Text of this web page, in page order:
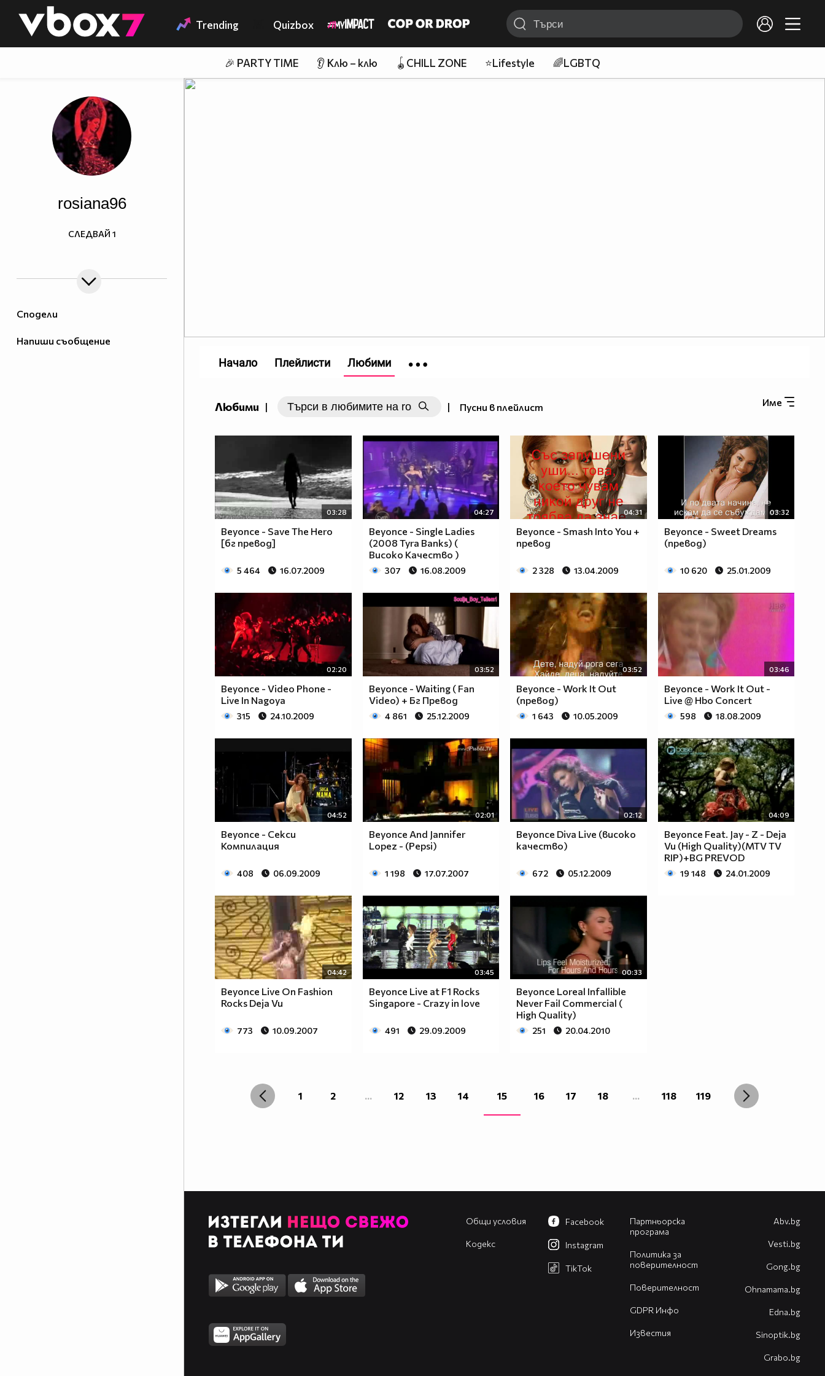
👾 Trending Quizbox
🎉 PARTY TIME 👂 Клю – клю 🪀CHILL ZONE ⭐Lifestyle 🌈LGBTQ
Сподели
Напиши съобщение
rosiana96
СЛЕДВАЙ 1
Любими | | Пусни в плейлист Име
03:28
Beyonce - Save The Hero
[бг превод]
5 464 16.07.2009
04:27
Beyonce - Single Ladies
(2008 Tyra Banks) (
Високо Качество )
307 16.08.2009
04:31
Beyonce - Smash Into You +
превод
2 328 13.04.2009
03:32
Beyonce - Sweet Dreams
(превод)
10 620 25.01.2009
02:20
Beyonce - Video Phone -
Live In Nagoya
315 24.10.2009
03:52
Beyonce - Waiting ( Fan
Video) + Бг Превод
4 861 25.12.2009
03:52
Beyonce - Work It Out
(превод)
1 643 10.05.2009
03:46
Beyonce - Work It Out -
Live @ Hbo Concert
598 18.08.2009
04:52
Beyonce - Секси
Компилация
408 06.09.2009
02:01
Beyonce And Jannifer
Lopez - (Pepsi)
1 198 17.07.2007
02:12
Beyonce Diva Live (високо
качество)
672 05.12.2009
04:09
Beyonce Feat. Jay - Z - Deja
Vu (High Quality)(MTV TV
RIP)+BG PREVOD
19 148 24.01.2009
04:42
Beyonce Live On Fashion
Rocks Deja Vu
773 10.09.2007
03:45
Beyonce Live at F1 Rocks
Singapore - Crazy in love
491 29.09.2009
00:33
Beyonce Loreal Infallible
Never Fail Commercial (
High Quality)
251 20.04.2010
1 2 ... 12 13 14 15 16 17 18 ... 118 119
Начало Плейлисти Любими
Общи условия
Кодекс
Партньорска
програма
Политика за
поверителност
Поверителност
GDPR Инфо
Известия
Facebook
Instagram
TikTok
Abv.bg
Vesti.bg
Gong.bg
Оhnamama.bg
Edna.bg
Sinoptik.bg
Grabo.bg